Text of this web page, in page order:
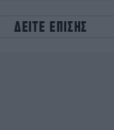
ΔΕΙΤΕ ΕΠΙΣΗΣ